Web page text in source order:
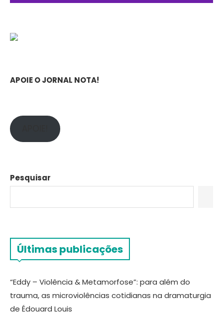
APOIE O JORNAL NOTA!
Pesquisar
Últimas publicações
“Eddy – Violência & Metamorfose”: para além do
trauma, as microviolências cotidianas na dramaturgia
de Édouard Louis